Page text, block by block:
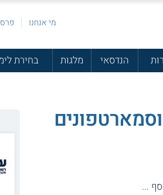
מי אנחנו
הנדסאי מלגות בחירת
...